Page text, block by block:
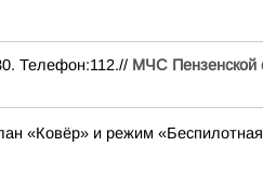
Телефон:112.// МЧС Пензенской
«Ковёр» и режим